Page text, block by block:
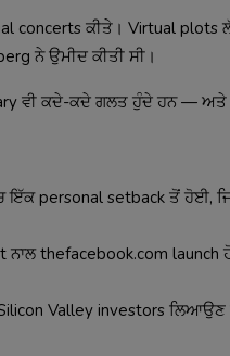
concerts ਕੀਤੇ। Virtual
ਨੇ ਉਮੀਦ ਕੀਤੀ ਸੀ।
ਵੀ ਕਦੇ-ਕਦੇ ਗਲਤ ਹੁੰਦੇ ਹਨ — ਅਤੇ
ਇੱਕ personal setback ਤੋਂ ਹੋਈ,
ਨਾਲ thefacebook.com
Valley investors ਲਿਆਉਣ